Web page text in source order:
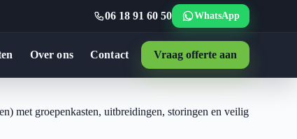
06 18 91 60 50 WhatsApp
Over ons Contact Vraag offerte aan
met groepenkasten, uitbreidingen, storingen en veilig